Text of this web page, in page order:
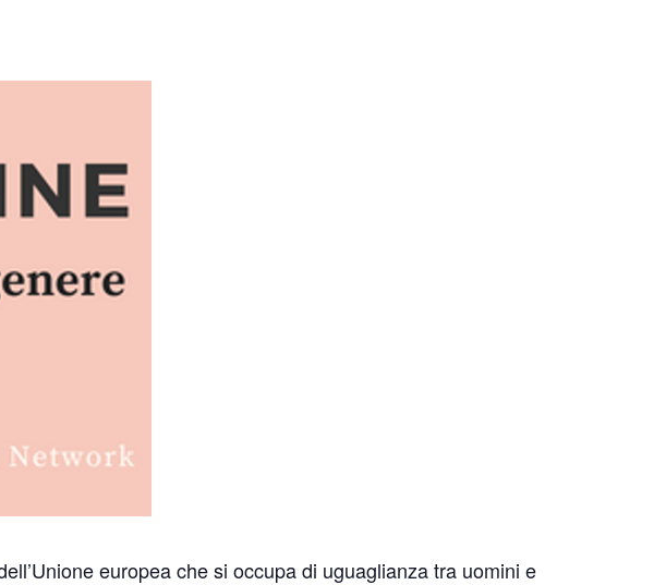
europea che si occupa di uguaglianza tra uomini e